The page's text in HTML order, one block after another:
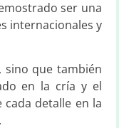
ser una
internacionales y
sino que también
en la cría y el
detalle en la